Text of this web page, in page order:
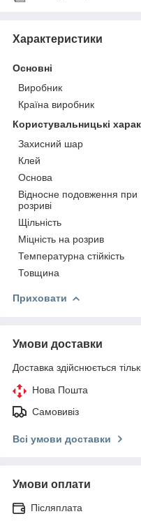
Характеристики
Основні
Виробник
Країна виробник
Користувальницькі
Захисний шар
Клей
Основа
Відносне подовження при
розриві
Щільність
Міцність на розрив
Температурна стійкість
Товщина
Приховати
Умови доставки
Доставка здійснюється
Нова Пошта
Самовивіз
Всі умови доставки
Умови оплати
Післяплата